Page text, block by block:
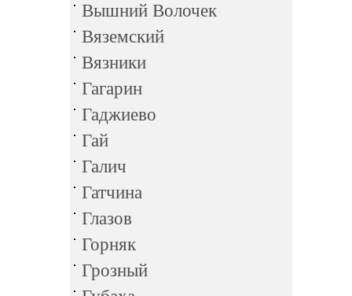
Вышний Волочек
Вяземский
Вязники
Гагарин
Гаджиево
Гай
Галич
Гатчина
Глазов
Горняк
Грозный